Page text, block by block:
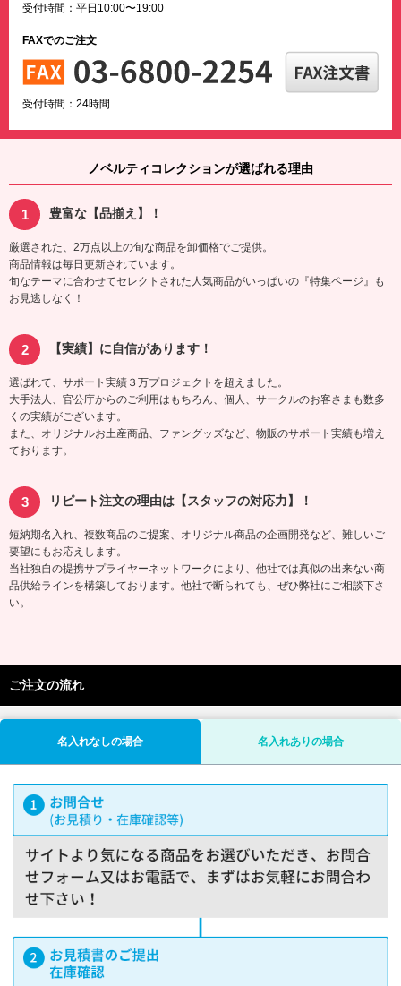
受付時間：平日10:00〜19:00
FAXでのご注文
受付時間：24時間
ノベルティコレクションが選ばれる理由
豊富な【品揃え】！
厳選された、2万点以上の旬な商品を卸価格でご提供。
商品情報は毎日更新されています。
旬なテーマに合わせてセレクトされた人気商品がいっぱいの『特集ページ』も
お見逃しなく！
【実績】に自信があります！
選ばれて、サポート実績３万プロジェクトを超えました。
大手法人、官公庁からのご利用はもちろん、個人、サークルのお客さまも数多
くの実績がございます。
また、オリジナルお土産商品、ファングッズなど、物販のサポート実績も増え
ております。
リピート注文の理由は【スタッフの対応力】！
短納期名入れ、複数商品のご提案、オリジナル商品の企画開発など、難しいご
要望にもお応えします。
当社独自の提携サプライヤーネットワークにより、他社では真似の出来ない商
品供給ラインを構築しております。他社で断られても、ぜひ弊社にご相談下さ
い。
ご注文の流れ
名入れなしの場合 名入れありの場合